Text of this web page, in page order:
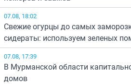
07.08, 18:02
Свежие огурцы до самых
сидераты: используем зеленых
07.08, 17:39
В Мурманской области
домов